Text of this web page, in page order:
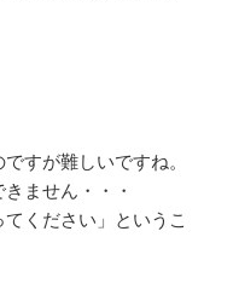
すが難しいですね。
ません・・・
ください」というこ